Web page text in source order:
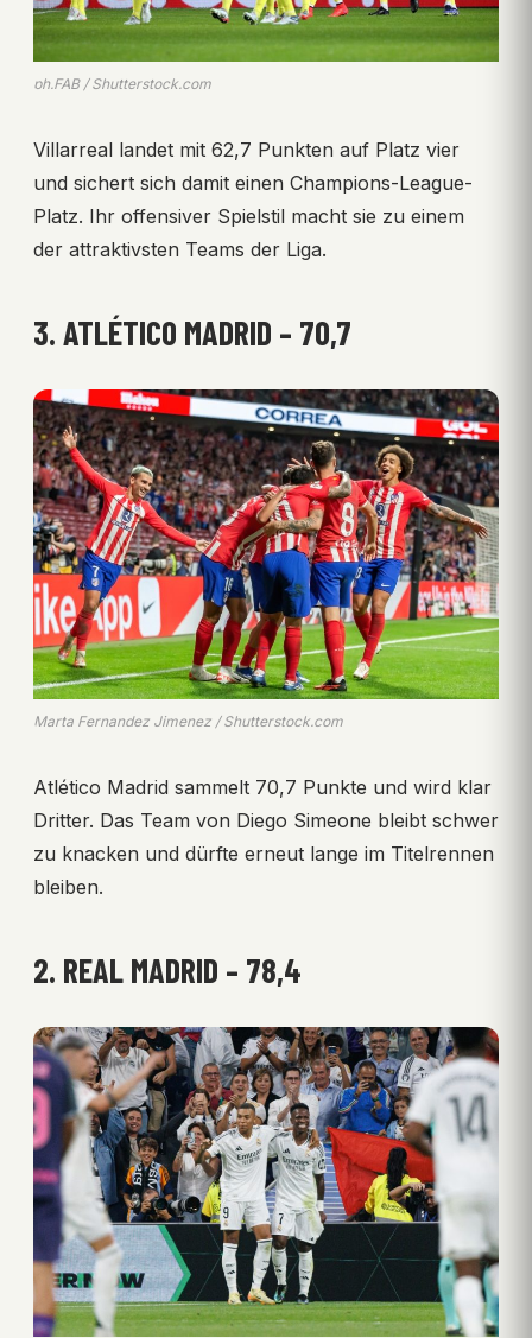
ph.FAB / Shutterstock.com
Villarreal landet mit 62,7 Punkten auf Platz vier
und sichert sich damit einen Champions-League-
Platz. Ihr offensiver Spielstil macht sie zu einem
der attraktivsten Teams der Liga.
3. ATLÉTICO MADRID – 70,7
Marta Fernandez Jimenez / Shutterstock.com
Atlético Madrid sammelt 70,7 Punkte und wird klar
Dritter. Das Team von Diego Simeone bleibt schwer
zu knacken und dürfte erneut lange im Titelrennen
bleiben.
2. REAL MADRID – 78,4